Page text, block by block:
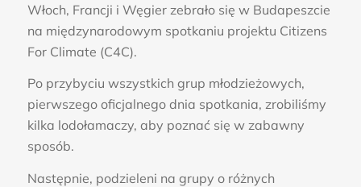
Włoch, Francji i Węgier zebrało się w Budapeszcie
na międzynarodowym spotkaniu projektu Citizens
For Climate (C4C).
Po przybyciu wszystkich grup młodzieżowych,
pierwszego oficjalnego dnia spotkania, zrobiliśmy
kilka lodołamaczy, aby poznać się w zabawny
sposób.
Następnie, podzieleni na grupy o różnych